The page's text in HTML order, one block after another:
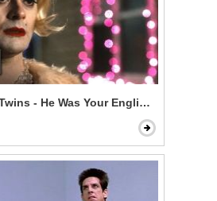
- He Was Your English Teacher